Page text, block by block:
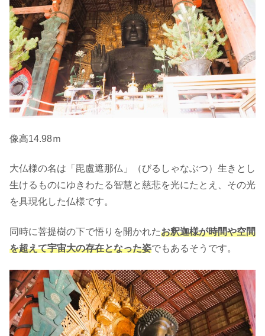
像高14.98ｍ
大仏様の名は「毘盧遮那仏」（びるしゃなぶつ）生きとし
生けるものにゆきわたる智慧と慈悲を光にたとえ、その光
を具現化した仏様です。
同時に菩提樹の下で悟りを開かれたお釈迦様が時間や空間
を超えて宇宙大の存在となった姿でもあるそうです。